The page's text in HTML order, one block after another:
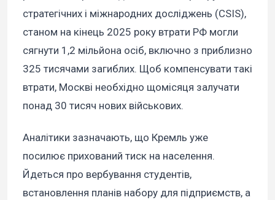
стратегічних і міжнародних досліджень (CSIS),
станом на кінець 2025 року втрати РФ могли
сягнути 1,2 мільйона осіб, включно з приблизно
325 тисячами загиблих. Щоб компенсувати такі
втрати, Москві необхідно щомісяця залучати
понад 30 тисяч нових військових.
Аналітики зазначають, що Кремль уже
посилює прихований тиск на населення.
Йдеться про вербування студентів,
встановлення планів набору для підприємств, а